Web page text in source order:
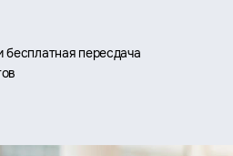
бесплатная пересдача